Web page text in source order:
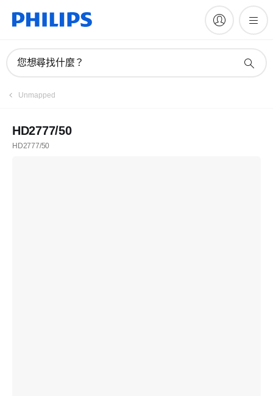
您想尋找什麼？
Unmapped
HD2777/50
HD2777/50